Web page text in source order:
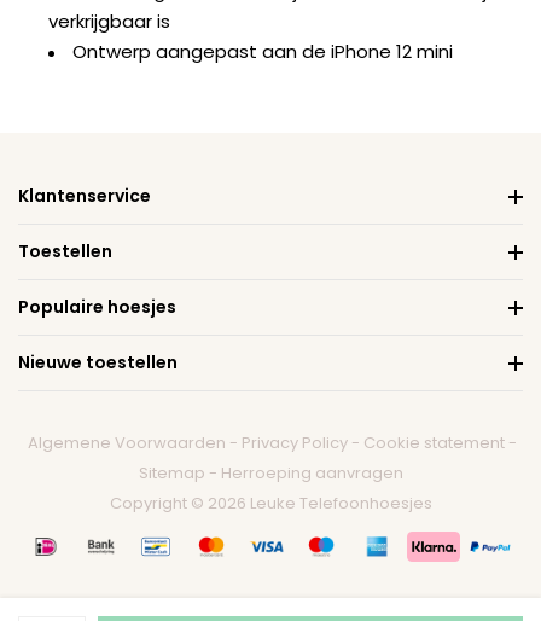
verkrijgbaar is
Ontwerp aangepast aan de iPhone 12 mini
Klantenservice
Toestellen
Populaire hoesjes
Nieuwe toestellen
Algemene Voorwaarden - Privacy Policy - Cookie statement -
Sitemap - Herroeping aanvragen
Copyright © 2026 Leuke Telefoonhoesjes